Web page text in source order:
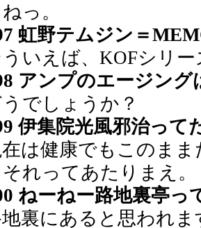
っ。
虹野テムジン＝
いえば、KOFシリー
アンプのエージン
でしょうか？
伊集院光風邪治って
は健康でもこのまま
れってあたりまえ。
ねーねー路地裏亭っ
裏にあると思われま